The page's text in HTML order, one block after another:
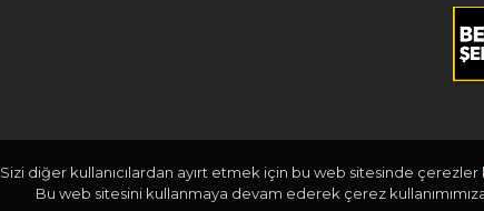
Sizi diğer kullanıcılardan ayırt etmek için bu web sitesinde
Bu web sitesini kullanmaya devam ederek çerez